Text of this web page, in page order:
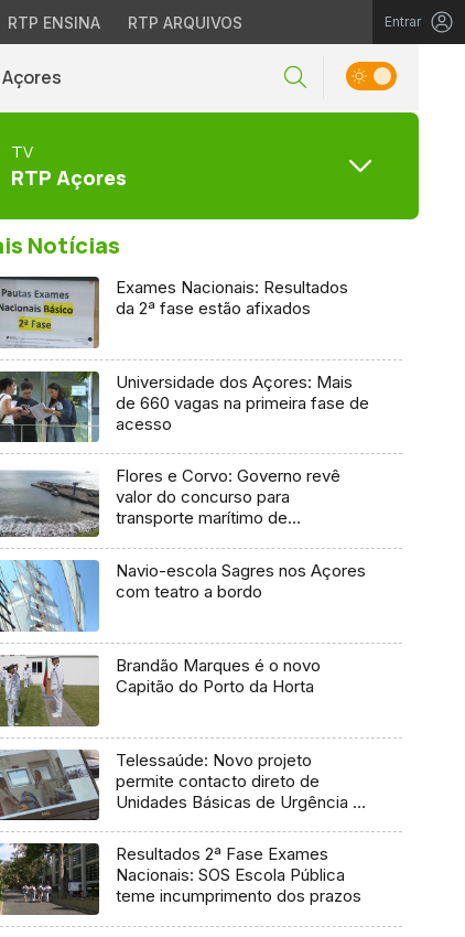
RTP ENSINA RTP ARQUIVOS Entrar
Açores
TV
RTP Açores
Notícias
Exames Nacionais: Resultados
da 2ª fase estão afixados
Universidade dos Açores: Mais
de 660 vagas na primeira fase de
acesso
Flores e Corvo: Governo revê
valor do concurso para
transporte marítimo de
Navio-escola Sagres nos Açores
com teatro a bordo
Brandão Marques é o novo
Capitão do Porto da Horta
Telessaúde: Novo projeto
permite contacto direto de
Unidades Básicas de Urgência e
Resultados 2ª Fase Exames
Nacionais: SOS Escola Pública
teme incumprimento dos prazos